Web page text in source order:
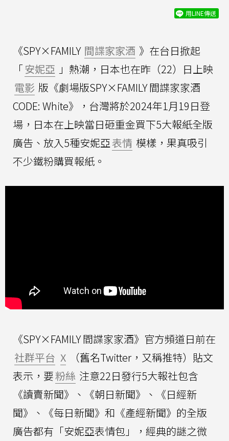
用LINE傳送
《SPY×FAMILY 間諜家家酒 》在台日掀起
「安妮亞 」熱潮，日本也在昨（22）日上映
電影 版《劇場版SPY×FAMILY 間諜家家酒
CODE: White》，台灣將於2024年1月19日登
場，日本在上映當日砸重金買下5大報紙全版
廣告、放入5種安妮亞表情 模樣，果真吸引
不少鐵粉購買報紙。
《SPY×FAMILY 間諜家家酒》官方頻道日前在
社群平台 X
（舊名Twitter，又稱推特）貼文
表示，要粉絲 注意22日發行5大報社包含
《讀賣新聞》、《朝日新聞》、《日經新
聞》、《每日新聞》和《產經新聞》的全版
廣告都有「安妮亞表情包」，經典的謎之微